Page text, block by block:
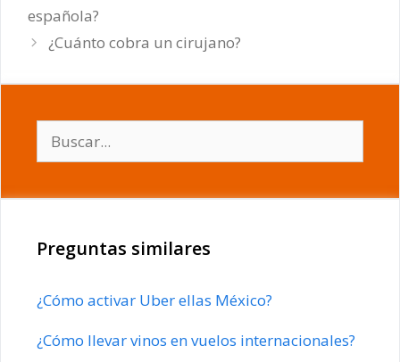
española?
¿Cuánto cobra un cirujano?
Preguntas similares
¿Cómo activar Uber ellas México?
¿Cómo llevar vinos en vuelos internacionales?